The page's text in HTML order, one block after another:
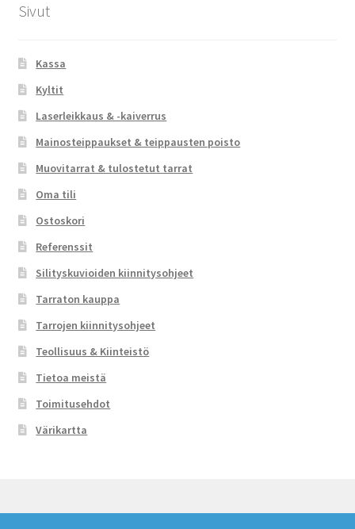
Sivut
Kassa
Kyltit
Laserleikkaus & -kaiverrus
Mainosteippaukset & teippausten poisto
Muovitarrat & tulostetut tarrat
Oma tili
Ostoskori
Referenssit
Silityskuvioiden kiinnitysohjeet
Tarraton kauppa
Tarrojen kiinnitysohjeet
Teollisuus & Kiinteistö
Tietoa meistä
Toimitusehdot
Värikartta